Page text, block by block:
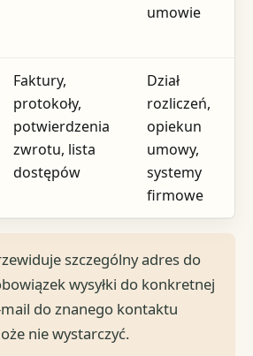
umowie
Faktury,
protokoły,
potwierdzenia
zwrotu, lista
dostępów
Dział
rozliczeń,
opiekun
umowy,
systemy
firmowe
szczególny adres do
wysyłki do konkretnej
mail do znanego kontaktu
nie wystarczyć.